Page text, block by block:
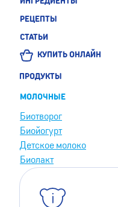
РЕЦЕПТЫ
СТАТЬИ
КУПИТЬ ОНЛАЙН
ПРОДУКТЫ
МОЛОЧНЫЕ
Биотворог
Биойогурт
Детское молоко
Биолакт